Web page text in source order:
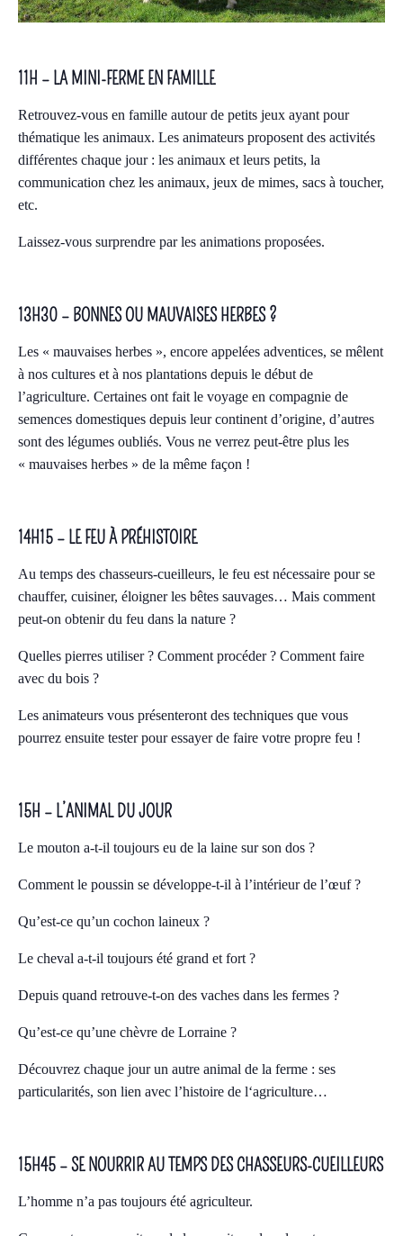
11H – LA MINI-FERME EN FAMILLE
Retrouvez-vous en famille autour de petits jeux ayant pour
thématique les animaux. Les animateurs proposent des activités
différentes chaque jour : les animaux et leurs petits, la
communication chez les animaux, jeux de mimes, sacs à toucher,
etc.
Laissez-vous surprendre par les animations proposées.
13H30 – BONNES OU MAUVAISES HERBES ?
Les « mauvaises herbes », encore appelées adventices, se mêlent
à nos cultures et à nos plantations depuis le début de
l’agriculture. Certaines ont fait le voyage en compagnie de
semences domestiques depuis leur continent d’origine, d’autres
sont des légumes oubliés. Vous ne verrez peut-être plus les
« mauvaises herbes » de la même façon !
14H15 – LE FEU À PRÉHISTOIRE
Au temps des chasseurs-cueilleurs, le feu est nécessaire pour se
chauffer, cuisiner, éloigner les bêtes sauvages… Mais comment
peut-on obtenir du feu dans la nature ?
Quelles pierres utiliser ? Comment procéder ? Comment faire
avec du bois ?
Les animateurs vous présenteront des techniques que vous
pourrez ensuite tester pour essayer de faire votre propre feu !
15H – L’ANIMAL DU JOUR
Le mouton a-t-il toujours eu de la laine sur son dos ?
Comment le poussin se développe-t-il à l’intérieur de l’œuf ?
Qu’est-ce qu’un cochon laineux ?
Le cheval a-t-il toujours été grand et fort ?
Depuis quand retrouve-t-on des vaches dans les fermes ?
Qu’est-ce qu’une chèvre de Lorraine ?
Découvrez chaque jour un autre animal de la ferme : ses
particularités, son lien avec l’histoire de l‘agriculture…
15H45 – SE NOURRIR AU TEMPS DES CHASSEURS-CUEILLEURS
L’homme n’a pas toujours été agriculteur.